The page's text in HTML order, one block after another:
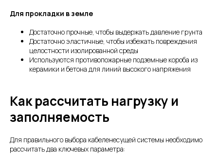
Для прокладки в земле
Достаточно прочные, чтобы выдержать давление грунта
Достаточно эластичные, чтобы избежать повреждения
целостности изолированной среды
Используются противопожарные подземные короба из
керамики и бетона для линий высокого напряжения
Как рассчитать нагрузку и
заполняемость
Для правильного выбора кабеленесущей системы необходимо
рассчитать два ключевых параметра: